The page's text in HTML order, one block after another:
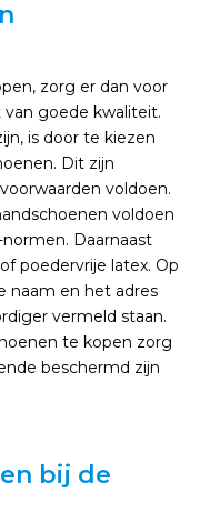
zorg er dan voor
goede kwaliteit.
is door te kiezen
Dit zijn
voldoen.
voldoen
Daarnaast
poedervrije latex. Op
naam en het adres
vermeld staan.
te kopen zorg
beschermd zijn
bij de